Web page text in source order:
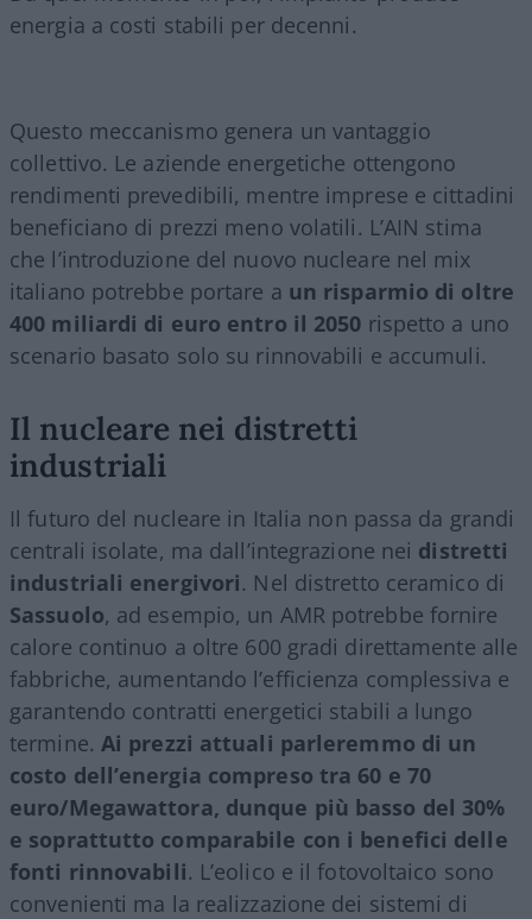
energia a costi stabili per decenni.
Questo meccanismo genera un vantaggio
collettivo. Le aziende energetiche ottengono
rendimenti prevedibili, mentre imprese e cittadini
beneficiano di prezzi meno volatili. L’AIN stima
che l’introduzione del nuovo nucleare nel mix
italiano potrebbe portare a un risparmio di oltre
400 miliardi di euro entro il 2050 rispetto a uno
scenario basato solo su rinnovabili e accumuli.
Il nucleare nei distretti
industriali
Il futuro del nucleare in Italia non passa da grandi
centrali isolate, ma dall’integrazione nei distretti
industriali energivori. Nel distretto ceramico di
Sassuolo, ad esempio, un AMR potrebbe fornire
calore continuo a oltre 600 gradi direttamente alle
fabbriche, aumentando l’efficienza complessiva e
garantendo contratti energetici stabili a lungo
termine. Ai prezzi attuali parleremmo di un
costo dell’energia compreso tra 60 e 70
euro/Megawattora, dunque più basso del 30%
e soprattutto comparabile con i benefici delle
fonti rinnovabili. L’eolico e il fotovoltaico sono
convenienti ma la realizzazione dei sistemi di